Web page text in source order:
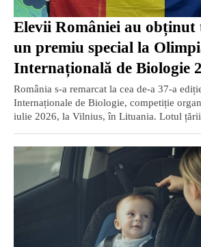
Elevii României au obținut
un premiu special la
Internațională de Biologie
România s-a remarcat la cea de-a 37-a
Internaționale de Biologie, competiție
iulie 2026, la Vilnius, în Lituania. Lotul țării